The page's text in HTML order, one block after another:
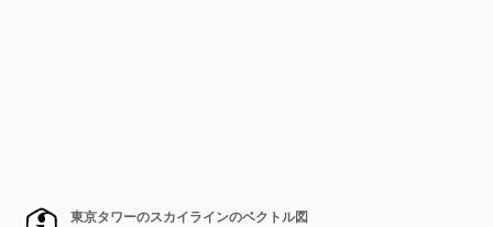
東京タワーのスカイラインのベクトル図